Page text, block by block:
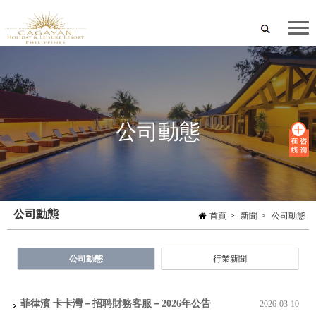
公司動態
首頁 > 新聞 > 公司動態
公司動態
公司動態 行業新聞
2026-03-10
菲律濱 卡卡灣－招聘財務客服－2026年公告